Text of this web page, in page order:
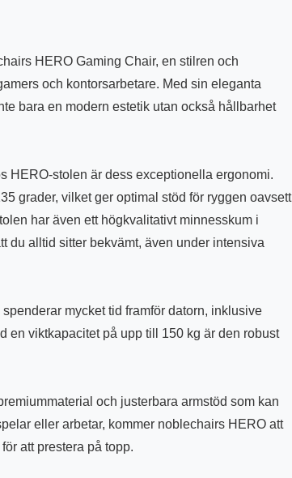
HERO Gaming Chair, en stilren och
och kontorsarbetare. Med sin eleganta
bara en modern estetik utan också hållbarhet
HERO-stolen är dess exceptionella ergonomi.
grader, vilket ger optimal stöd för ryggen oavsett
har även ett högkvalitativt minnesskum i
du alltid sitter bekvämt, även under intensiva
mycket tid framför datorn, inklusive
en viktkapacitet på upp till 150 kg är den robust
och justerbara armstöd som kan
eller arbetar, kommer noblechairs HERO att
att prestera på topp.